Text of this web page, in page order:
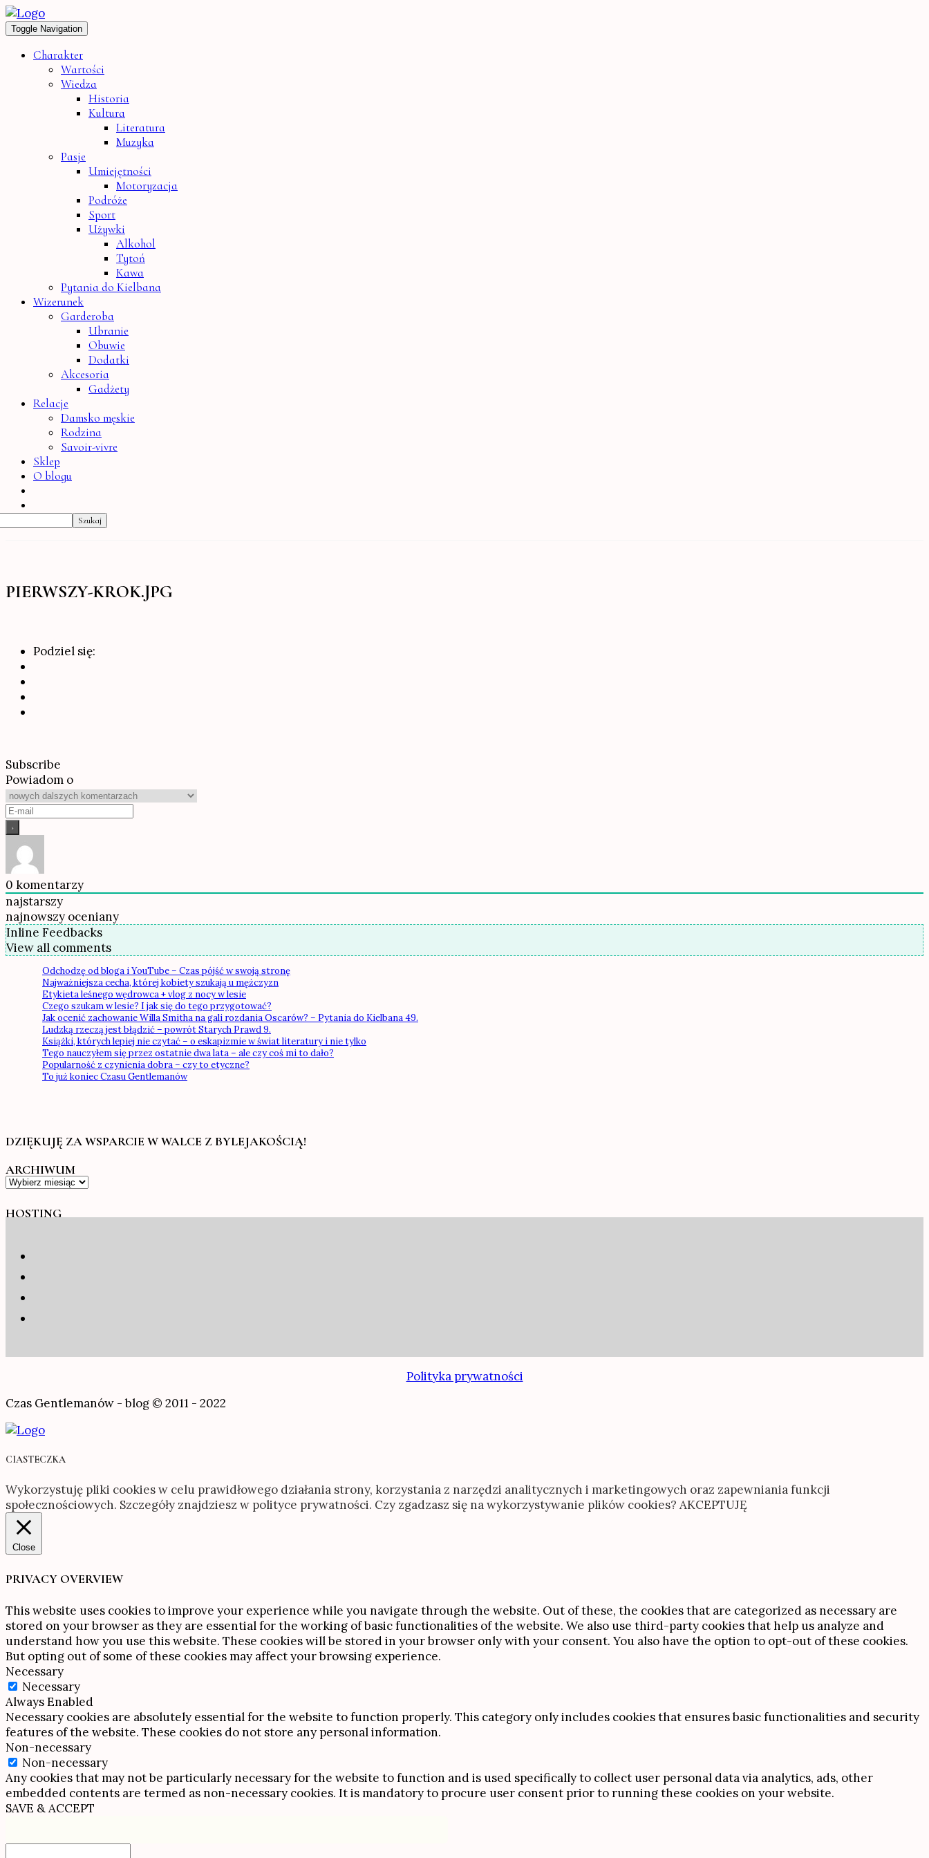
Toggle Navigation
Charakter
Wartości
Wiedza
Historia
Kultura
Literatura
Muzyka
Pasje
Umiejętności
Motoryzacja
Podróże
Sport
Używki
Alkohol
Tytoń
Kawa
Pytania do Kielbana
Wizerunek
Garderoba
Ubranie
Obuwie
Dodatki
Akcesoria
Gadżety
Relacje
Damsko męskie
Rodzina
Savoir-vivre
Sklep
O blogu
PIERWSZY-KROK.JPG
Podziel się:
Subscribe
Powiadom o
0 komentarzy
najstarszy
najnowszy oceniany
Inline Feedbacks
View all comments
Odchodzę od bloga i YouTube – Czas pójść w swoją stronę
Najważniejsza cecha, której kobiety szukają u mężczyzn
Etykieta leśnego wędrowca + vlog z nocy w lesie
Czego szukam w lesie? I jak się do tego przygotować?
Jak ocenić zachowanie Willa Smitha na gali rozdania Oscarów? – Pytania do Kielbana 49.
Ludzką rzeczą jest błądzić – powrót Starych Prawd 9.
Książki, których lepiej nie czytać – o eskapizmie w świat literatury i nie tylko
Tego nauczyłem się przez ostatnie dwa lata – ale czy coś mi to dało?
Popularność z czynienia dobra – czy to etyczne?
To już koniec Czasu Gentlemanów
DZIĘKUJĘ ZA WSPARCIE W WALCE Z BYLEJAKOŚCIĄ!
ARCHIWUM
Archiwum
HOSTING
Polityka prywatności
Czas Gentlemanów - blog © 2011 - 2022
CIASTECZKA
Wykorzystuję pliki cookies w celu prawidłowego działania strony, korzystania z narzędzi analitycznych i marketingowych oraz zapewniania funkcji
społecznościowych. Szczegóły znajdziesz w polityce prywatności. Czy zgadzasz się na wykorzystywanie plików cookies? AKCEPTUJĘ
Close
PRIVACY OVERVIEW
This website uses cookies to improve your experience while you navigate through the website. Out of these, the cookies that are categorized as necessary are
stored on your browser as they are essential for the working of basic functionalities of the website. We also use third-party cookies that help us analyze and
understand how you use this website. These cookies will be stored in your browser only with your consent. You also have the option to opt-out of these cookies.
But opting out of some of these cookies may affect your browsing experience.
Necessary
Necessary
Always Enabled
Necessary cookies are absolutely essential for the website to function properly. This category only includes cookies that ensures basic functionalities and security
features of the website. These cookies do not store any personal information.
Non-necessary
Non-necessary
Any cookies that may not be particularly necessary for the website to function and is used specifically to collect user personal data via analytics, ads, other
embedded contents are termed as non-necessary cookies. It is mandatory to procure user consent prior to running these cookies on your website.
SAVE & ACCEPT